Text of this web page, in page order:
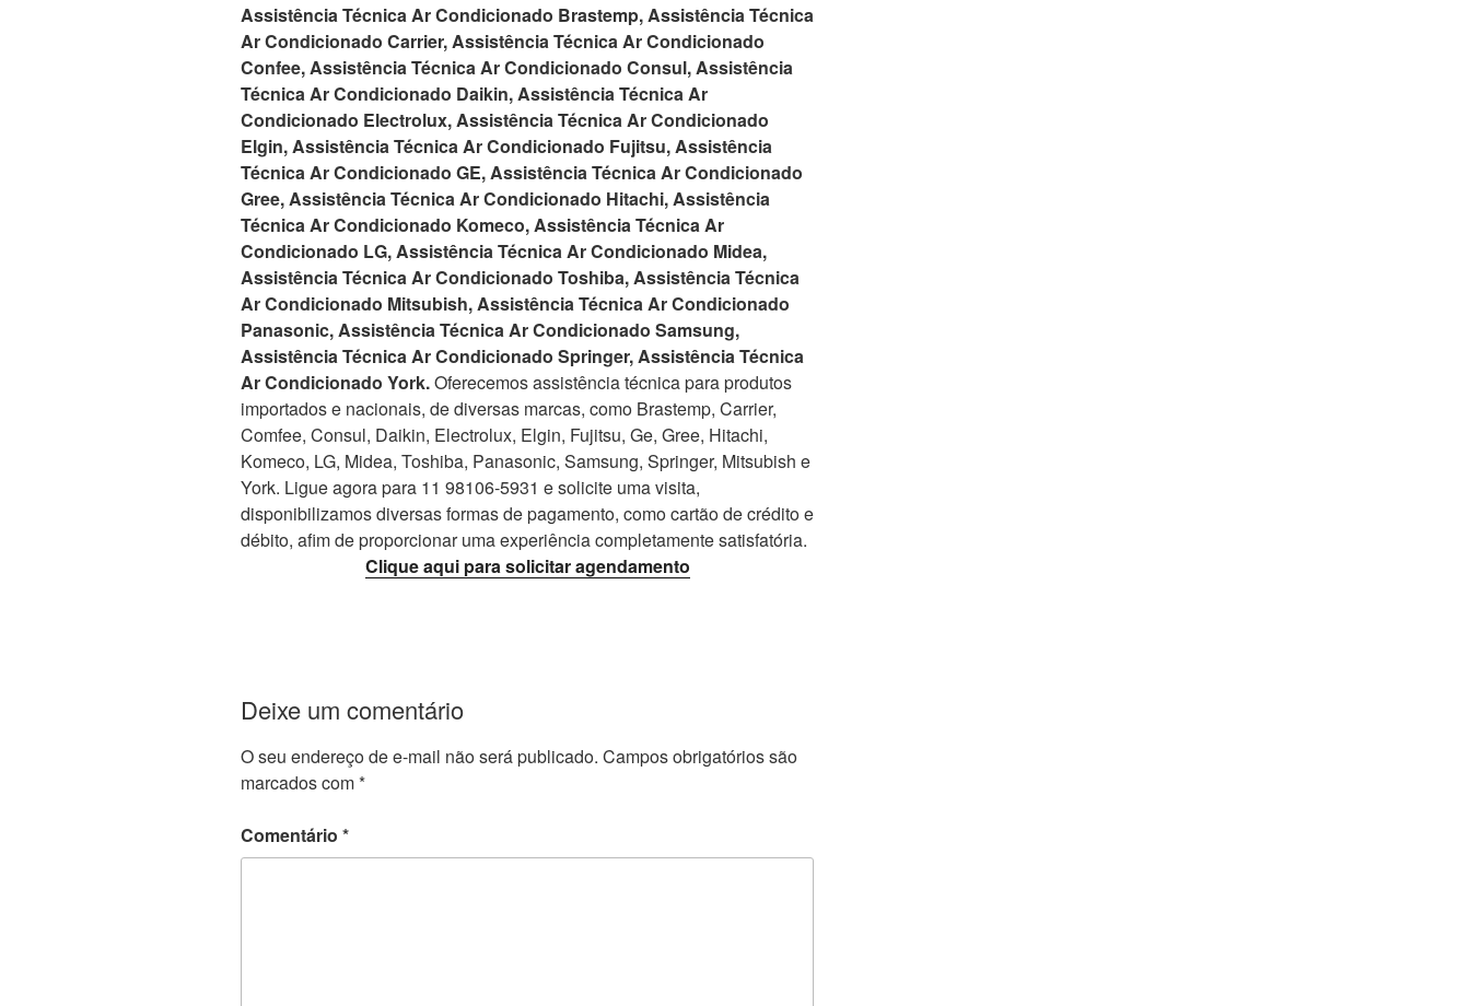
Assistência Técnica Ar Condicionado Brastemp, Assistência Técnica
Ar Condicionado Carrier, Assistência Técnica Ar Condicionado
Confee, Assistência Técnica Ar Condicionado Consul, Assistência
Técnica Ar Condicionado Daikin, Assistência Técnica Ar
Condicionado Electrolux, Assistência Técnica Ar Condicionado
Elgin, Assistência Técnica Ar Condicionado Fujitsu, Assistência
Técnica Ar Condicionado GE, Assistência Técnica Ar Condicionado
Gree, Assistência Técnica Ar Condicionado Hitachi, Assistência
Técnica Ar Condicionado Komeco, Assistência Técnica Ar
Condicionado LG, Assistência Técnica Ar Condicionado Midea,
Assistência Técnica Ar Condicionado Toshiba, Assistência Técnica
Ar Condicionado Mitsubish, Assistência Técnica Ar Condicionado
Panasonic, Assistência Técnica Ar Condicionado Samsung,
Assistência Técnica Ar Condicionado Springer, Assistência Técnica
Ar Condicionado York.Oferecemos assistência técnica para produtos
importados e nacionais, de diversas marcas, como Brastemp, Carrier,
Comfee, Consul, Daikin, Electrolux, Elgin, Fujitsu, Ge, Gree, Hitachi,
Komeco, LG, Midea, Toshiba, Panasonic, Samsung, Springer, Mitsubish e
York. Ligue agora para 11 98106-5931 e solicite uma visita,
disponibilizamos diversas formas de pagamento, como cartão de crédito e
débito, afim de proporcionar uma experiência completamente satisfatória.
Clique aqui para solicitar agendamento
Deixe um comentário
O seu endereço de e-mail não será publicado. Campos obrigatórios são
marcados com*
Comentário *